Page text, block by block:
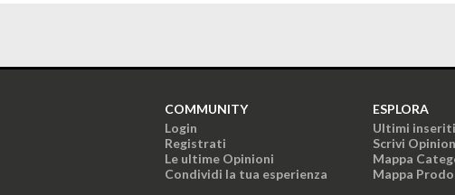
COMMUNITY
Login
Registrati
Le ultime Opinioni
Condividi la tua esperienza
ESPLORA
Ultimi inseriti
Scrivi
Mappa
Mappa